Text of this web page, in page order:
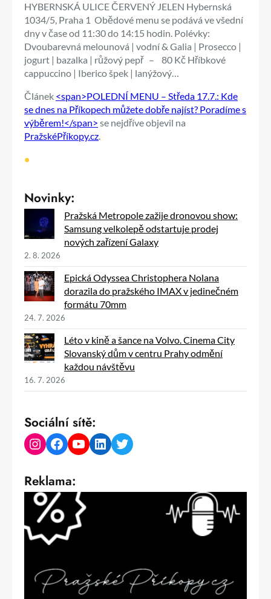
HYBERNSKÁ ULICE ČERVENÝ JELEN Hybernská
1034/5, Praha 1 Obědové menu se podává ve všední
dny v čase od 11:30 do 14:15 hodin. Polévky:
Dvoubarevná melounová | vodní & Galia | Prosecco |
jogurt | bazalka | růžový pepř – 80 Kč Hříbkové
cappuccino | Iberico špek | lanýžový…
Článek <span>POLEDNÍ MENU – Středa 17.7.: Kde
se dnes na Příkopech můžete dobře najíst? Poradíme s
výběrem!</span> se nejdříve objevil na
PražskéPříkopy.cz.
•
Novinky:
Pražská Metropole zažije dronovou show:
Samsung velkolepě odstartuje prodej
nových zařízení Galaxy
2. 8. 2026
Epická Odyssea Christophera Nolana
dorazila do pražského IMAX v jedinečném
formátu 70mm
24. 7. 2026
Léto v kině a šance na Volvo. Cinema City
Slovanský dům v centru Prahy odmění
každou návštěvu
16. 7. 2026
Sociální sítě:
Instagram Facebook YouTube LinkedIn Twitter
Reklama: